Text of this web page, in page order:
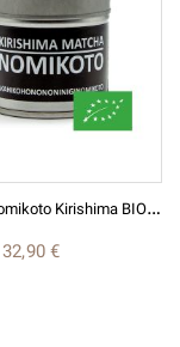
M
Atcha Nomikoto Kirishima BIO* Thé Vert Japonais Broyé En Poudre
32,90 €